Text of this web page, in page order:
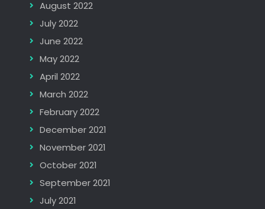
August 2022
July 2022
June 2022
May 2022
April 2022
March 2022
February 2022
December 2021
November 2021
October 2021
September 2021
July 2021